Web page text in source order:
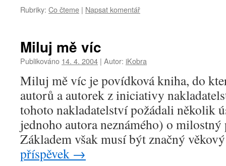
Rubriky: Co čteme | Napsat komentář
Miluj mě víc
Publikováno 14. 4. 2004 | Autor: iKobra
Miluj mě víc je povídková kniha, do
autorů a autorek z iniciativy
tohoto nakladatelství požádali několik
jednoho autora neznámého) o
Základem však musí být značný
příspěvek →